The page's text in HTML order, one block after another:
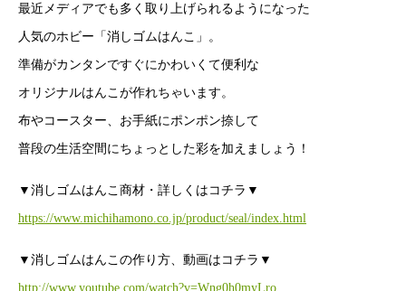
最近メディアでも多く取り上げられるようになった
人気のホビー「消しゴムはんこ」。
準備がカンタンですぐにかわいくて便利な
オリジナルはんこが作れちゃいます。
布やコースター、お手紙にポンポン捺して
普段の生活空間にちょっとした彩を加えましょう！
▼消しゴムはんこ商材・詳しくはコチラ▼
https://www.michihamono.co.jp/product/seal/index.html
▼消しゴムはんこの作り方、動画はコチラ▼
http://www.youtube.com/watch?v=Wng0h0myLro